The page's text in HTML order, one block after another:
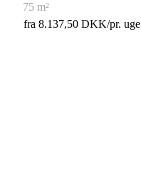
75 m²
fra 8.137,50 DKK/pr. uge